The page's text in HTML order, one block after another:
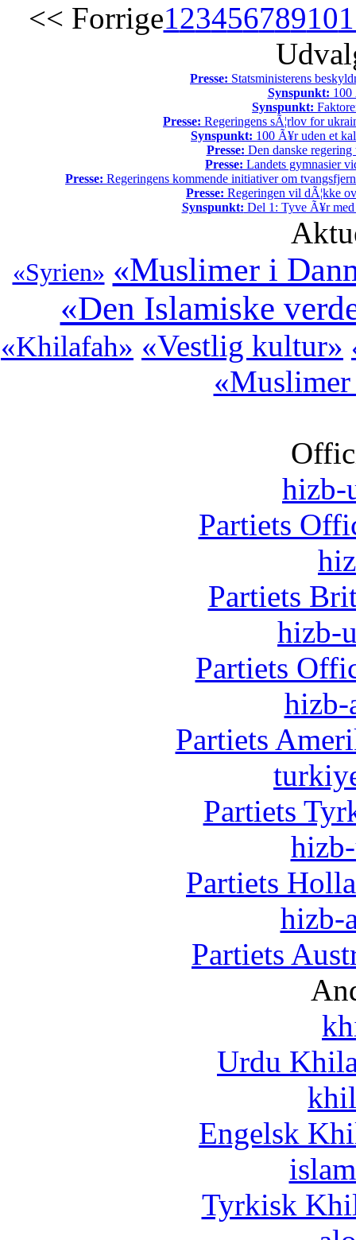
<< Forrige12345678910
Presse: Statsministerens
Synspunkt: 100
Synspunkt:
Presse: Regeringens sÃ¦rlov for
Synspunkt: 100 Ã¥r uden et
Presse: Den danske
Presse: Landets gymnasier
Presse: Regeringens kommende initiativer om
Presse: Regeringen vil dÃ¦kke
Synspunkt: Del 1: Tyve Ã¥r med
«Syrien» «Muslimer i
«Den Islamiske
«Khilafah» «Vestlig kultur»
«Muslimer
hizb-
Partiets
Partiets
hizb-
Partiets
hizb-
Partiets
Partiets
Partiets
hizb-
Partiets
Urdu
Engelsk
Tyrkisk